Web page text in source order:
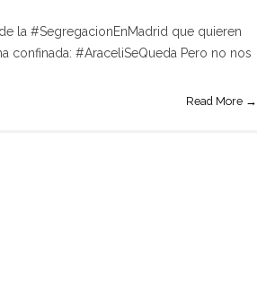
la #SegregacionEnMadrid que quieren
confinada: #AraceliSeQueda Pero no nos
Read More →